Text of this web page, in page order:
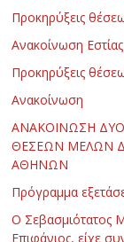
Προκηρύξεις
Ανακοίνωση Εστίας
Προκηρύξεις
Ανακοίνωση
ΑΝΑΚΟΙΝΩΣΗ
ΘΕΣΕΩΝ ΜΕΛΩΝ
ΑΘΗΝΩΝ
Πρόγραμμα
Ο Σεβασμιότατος
Επιφάνιος, είχε